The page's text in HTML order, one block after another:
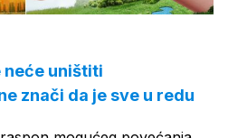
neće uništiti
znači da je sve u redu